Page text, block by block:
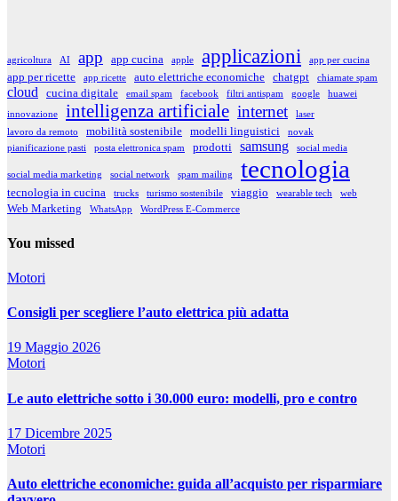
agricoltura AI app app cucina apple applicazioni app per cucina
app per ricette app ricette auto elettriche economiche chatgpt chiamate spam
cloud cucina digitale email spam facebook filtri antispam google huawei
innovazione intelligenza artificiale internet
laser
lavoro da remoto
mobilità sostenibile modelli linguistici
novak
pianificazione pasti
posta elettronica spam prodotti samsung social media
social media marketing social network spam mailing tecnologia
tecnologia in cucina trucks turismo sostenibile viaggio wearable tech web
Web Marketing WhatsApp WordPress E-Commerce
You missed
Motori
Consigli per scegliere l’auto elettrica più adatta
19 Maggio 2026
Motori
Le auto elettriche sotto i 30.000 euro: modelli, pro e contro
17 Dicembre 2025
Motori
Auto elettriche economiche: guida all’acquisto per risparmiare